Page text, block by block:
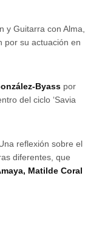
y Guitarra con Alma,
por su actuación en
Byass por
del ciclo ‘Savia
reflexión sobre el
diferentes, que
Matilde Coral